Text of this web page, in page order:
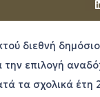
διεθνή
την επιλογή
τα σχολικά έτη